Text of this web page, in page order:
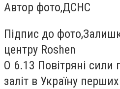
Автор фото,ДСНС
Підпис до фото,
центру Roshen
О 6.13 Повітряні сили
заліт в Україну